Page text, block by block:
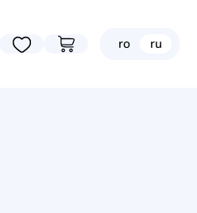
Избранные товары
Перейти в корзину
ro ru